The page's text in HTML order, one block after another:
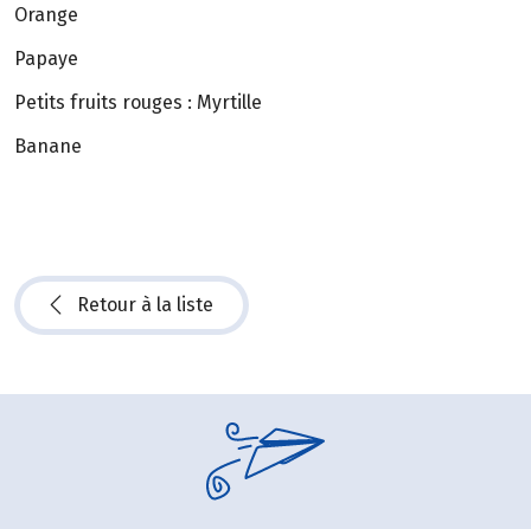
Orange
Papaye
Petits fruits rouges : Myrtille
Banane
Retour à la liste